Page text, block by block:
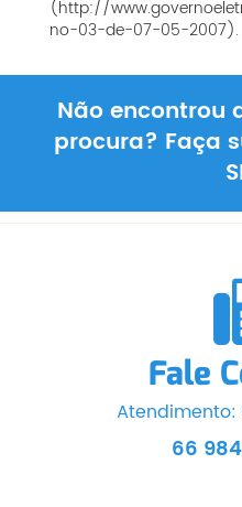
(http://
no-03-de-07-05-2007).
Não encontrou
procura? Faça
Fale
Atendimento:
66